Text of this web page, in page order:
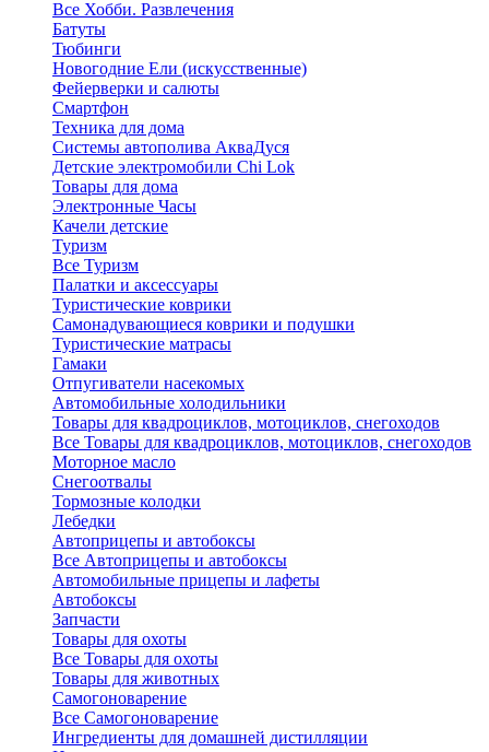
Все Хобби. Развлечения
Батуты
Тюбинги
Новогодние Ели (искусственные)
Фейерверки и салюты
Смартфон
Техника для дома
Системы автополива АкваДуся
Детские электромобили Chi Lok
Товары для дома
Электронные Часы
Качели детские
Туризм
Все Туризм
Палатки и аксессуары
Туристические коврики
Самонадувающиеся коврики и подушки
Туристические матрасы
Гамаки
Отпугиватели насекомых
Автомобильные холодильники
Товары для квадроциклов, мотоциклов, снегоходов
Все Товары для квадроциклов, мотоциклов, снегоходов
Моторное масло
Снегоотвалы
Тормозные колодки
Лебедки
Автоприцепы и автобоксы
Все Автоприцепы и автобоксы
Автомобильные прицепы и лафеты
Автобоксы
Запчасти
Товары для охоты
Все Товары для охоты
Товары для животных
Самогоноварение
Все Самогоноварение
Ингредиенты для домашней дистилляции